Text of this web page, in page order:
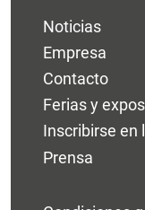
Noticias
Empresa
Contacto
Ferias y
Inscribirse en
Prensa